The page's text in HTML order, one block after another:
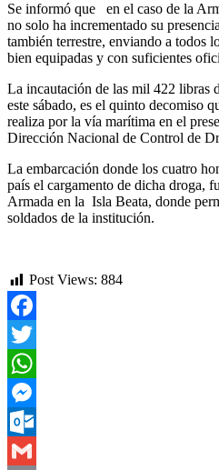
Se informó que en el caso de la
no solo ha incrementado su
también terrestre, enviando a todos
bien equipadas y con suficientes
La incautación de las mil 422 libras
este sábado, es el quinto decomiso
realiza por la vía marítima en el
Dirección Nacional de Control de
La embarcación donde los cuatro
país el cargamento de dicha droga,
Armada en la Isla Beata, donde
soldados de la institución.
Post Views: 884
Facebook
Twitter
WhatsApp
Messenger
Outlook.com